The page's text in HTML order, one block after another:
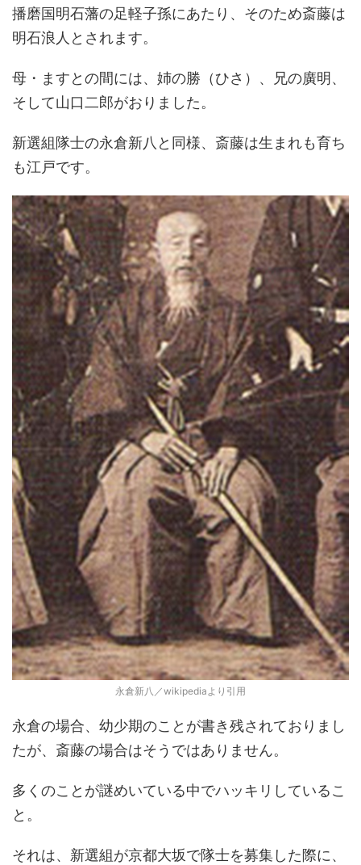
播磨国明石藩の足軽子孫にあたり、そのため斎藤は
明石浪人とされます。
母・ますとの間には、姉の勝（ひさ）、兄の廣明、
そして山口二郎がおりました。
新選組隊士の永倉新八と同様、斎藤は生まれも育ち
も江戸です。
永倉新八／wikipediaより引用
永倉の場合、幼少期のことが書き残されておりまし
たが、斎藤の場合はそうではありません。
多くのことが謎めいている中でハッキリしているこ
と。
それは、新選組が京都大坂で隊士を募集した際に、